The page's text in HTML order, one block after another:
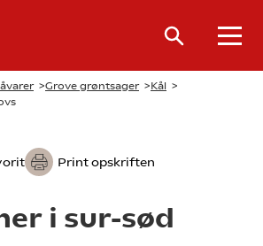
>Grove grøntsager >Kål >
Print opskriften
i sur-sød